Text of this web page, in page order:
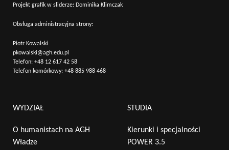
Projekt grafik w sliderze: Dominika Klimczak
Obsługa administracyjna strony:
Piotr Kowalski
pkowalski@agh.edu.pl
Telefon: +48 12 617 42 58
Telefon komórkowy: +48 885 988 468
WYDZIAŁ
O humanistach na AGH
Władze
STUDIA
Kierunki i specjalności
POWER 3.5